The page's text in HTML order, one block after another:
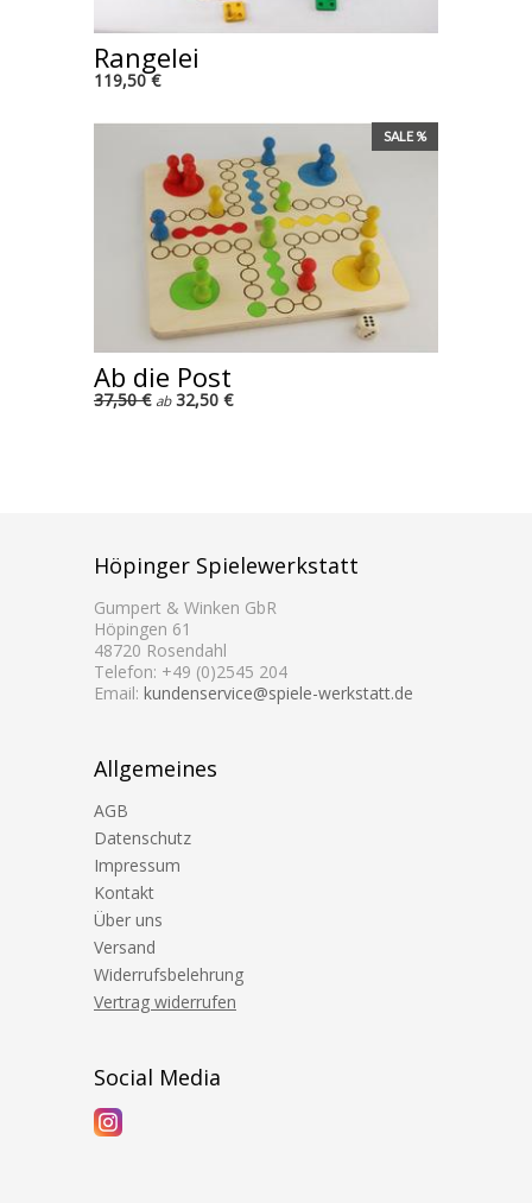
Rangelei
119,50 €
SALE %
Ab die Post
37,50 € ab32,50 €
Höpinger Spielewerkstatt
Gumpert & Winken GbR
Höpingen 61
48720 Rosendahl
Telefon: +49 (0)2545 204
Email: kundenservice@spiele-werkstatt.de
Allgemeines
AGB
Datenschutz
Impressum
Kontakt
Über uns
Versand
Widerrufsbelehrung
Vertrag widerrufen
Social Media